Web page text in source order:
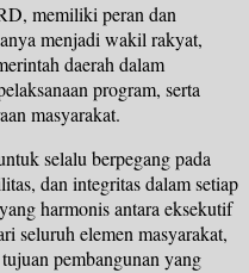
memiliki peran dan
menjadi wakil rakyat,
daerah dalam
program, serta
masyarakat.
selalu berpegang pada
dan integritas dalam setiap
harmonis antara eksekutif
seluruh elemen masyarakat,
pembangunan yang